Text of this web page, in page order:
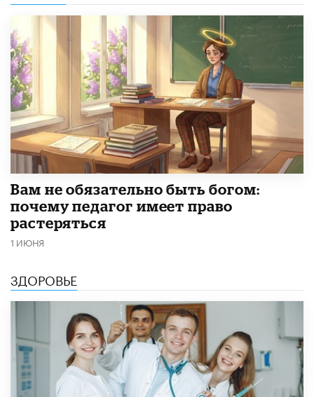
​Вам не обязательно быть богом:
почему педагог имеет право
растеряться
1 ИЮНЯ
ЗДОРОВЬЕ